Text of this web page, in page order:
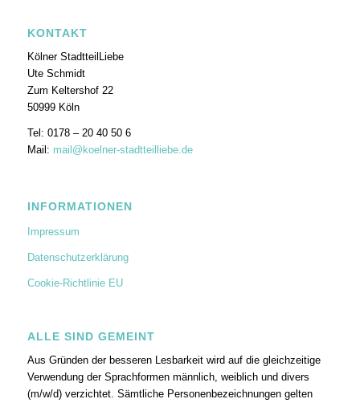
KONTAKT
Kölner StadtteilLiebe
Ute Schmidt
Zum Keltershof 22
50999 Köln
Tel: 0178 – 20 40 50 6
Mail: mail@koelner-stadtteilliebe.de
INFORMATIONEN
Impressum
Datenschutzerklärung
Cookie-Richtlinie EU
ALLE SIND GEMEINT
Aus Gründen der besseren Lesbarkeit wird auf die gleichzeitige
Verwendung der Sprachformen männlich, weiblich und divers
(m/w/d) verzichtet. Sämtliche Personenbezeichnungen gelten